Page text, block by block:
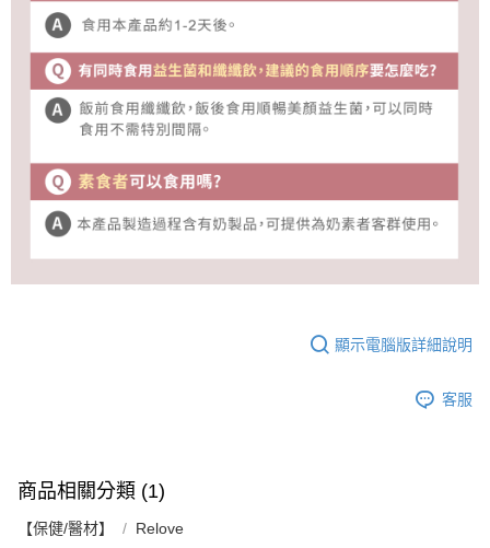
顯示電腦版詳細說明
客服
商品相關分類 (1)
【保健/醫材】 Relove